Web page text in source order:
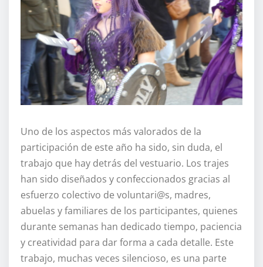
Uno de los aspectos más valorados de la
participación de este año ha sido, sin duda, el
trabajo que hay detrás del vestuario. Los trajes
han sido diseñados y confeccionados gracias al
esfuerzo colectivo de voluntari@s, madres,
abuelas y familiares de los participantes, quienes
durante semanas han dedicado tiempo, paciencia
y creatividad para dar forma a cada detalle. Este
trabajo, muchas veces silencioso, es una parte